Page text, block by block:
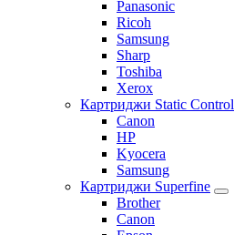
Panasonic
Ricoh
Samsung
Sharp
Toshiba
Xerox
Картриджи Static Control
Canon
HP
Kyocera
Samsung
Картриджи Superfine
Brother
Canon